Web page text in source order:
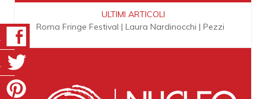
ULTIMI ARTICOLI
Roma Fringe Festival | Laura Nardinocchi | Pezzi